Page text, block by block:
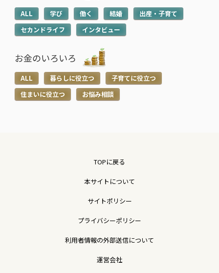
ALL 学び 働く 結婚
出産・子育て
セカンドライフ
インタビュー
お金のいろいろ
ALL 暮らしに役立つ
子育てに役立つ
住まいに役立つ
お悩み相談
TOPに戻る
本サイトについて
サイトポリシー
プライバシーポリシー
利用者情報の外部送信について
運営会社